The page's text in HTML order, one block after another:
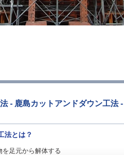
- 鹿島カットアンドダウン工法 -
法とは？
を足元から解体する